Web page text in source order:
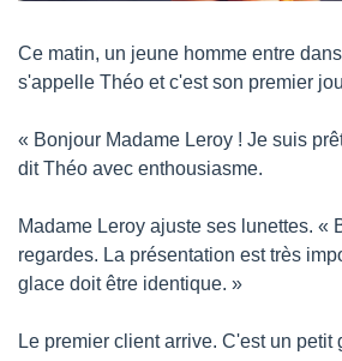
Ce matin, un jeune homme entre dans
s'appelle Théo et c'est son premier
« Bonjour Madame Leroy ! Je suis
dit Théo avec enthousiasme.
Madame Leroy ajuste ses lunettes. «
regardes. La présentation est très
glace doit être identique. »
Le premier client arrive. C'est un petit